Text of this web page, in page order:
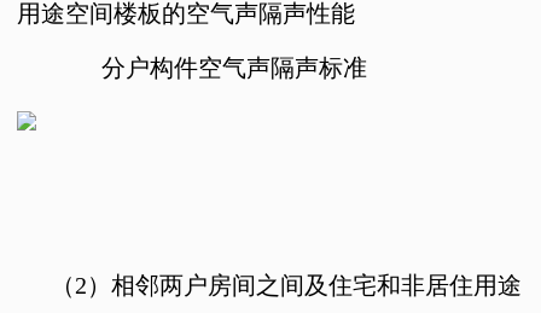
用途空间楼板的空气声隔声性能
分户构件空气声隔声标准
（2） 相邻两户房间之间及住宅和非居住用途